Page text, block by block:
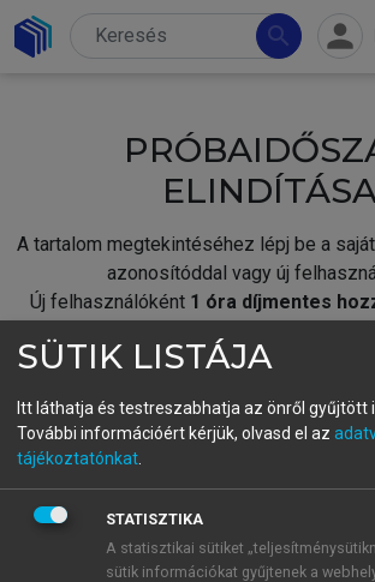
search person
A tartalom megtekintéséhez lépj be a
azonosítóddal vagy új
Új felhasználóként 1 óra díjmentes
fiókoddal,vagy hozz létre új
A regisztráció után apróbaidőszak
BELÉPÉS SAJÁT FIÓKKAL
SÜTIK LISTÁJA
Itt láthatja és testreszabhatja az önről gyűjtött
További információért kérjük, olvasd el az
tájékoztatónkat
STATISZTIKA
A statisztikai sütiket
sütik információkat gyűjtenek a